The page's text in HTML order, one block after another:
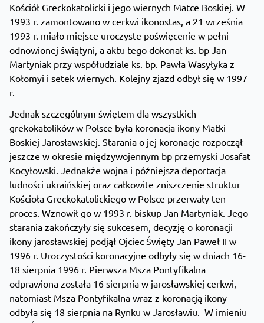
Kościół Greckokatolicki i jego wiernych Matce Boskiej. W
1993 r. zamontowano w cerkwi ikonostas, a 21 września
1993 r. miało miejsce uroczyste poświęcenie w pełni
odnowionej świątyni, a aktu tego dokonał ks. bp Jan
Martyniak przy współudziale ks. bp. Pawła Wasyłyka z
Kołomyi i setek wiernych. Kolejny zjazd odbył się w 1997
r.
Jednak szczególnym świętem dla wszystkich
grekokatolików w Polsce była koronacja ikony Matki
Boskiej Jarosławskiej. Starania o jej koronacje rozpoczął
jeszcze w okresie międzywojennym bp przemyski Josafat
Kocyłowski. Jednakże wojna i późniejsza deportacja
ludności ukraińskiej oraz całkowite zniszczenie struktur
Kościoła Greckokatolickiego w Polsce przerwały ten
proces. Wznowił go w 1993 r. biskup Jan Martyniak. Jego
starania zakończyły się sukcesem, decyzję o koronacji
ikony jarosławskiej podjął Ojciec Święty Jan Paweł II w
1996 r. Uroczystości koronacyjne odbyły się w dniach 16-
18 sierpnia 1996 r. Pierwsza Msza Pontyfikalna
odprawiona została 16 sierpnia w jarosławskiej cerkwi,
natomiast Msza Pontyfikalna wraz z koronacją ikony
odbyła się 18 sierpnia na Rynku w Jarosławiu. W imieniu